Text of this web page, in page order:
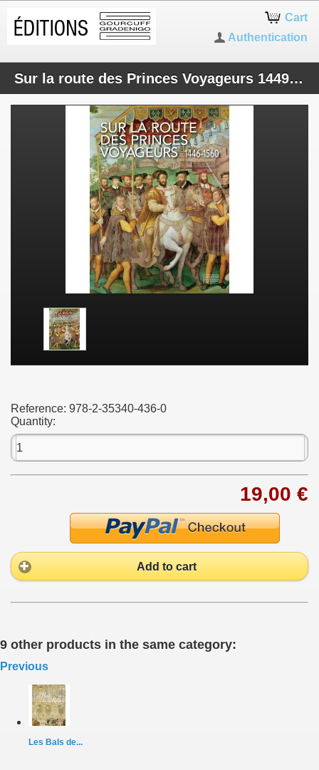
Cart
Authentication
Sur la route des Princes Voyageurs 1449-1560
Reference: 978-2-35340-436-0
Quantity:
19,00 €
Add to cart
9 other products in the same category:
Previous
Les Bals de...